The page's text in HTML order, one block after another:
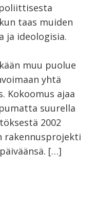
taas muiden
ja ideologisia.
muu puolue
yhtä
Kokoomus ajaa
suurella
2002
rakennusprojekti
[…]